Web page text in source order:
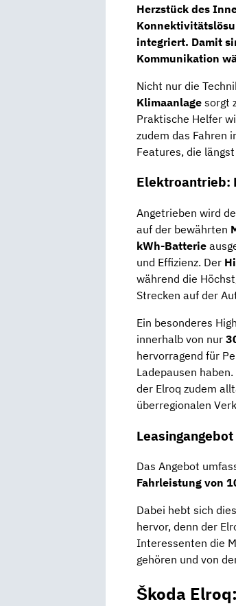
Herzstück des
integriert. Damit
Kommunikation
Nicht nur die
Klimaanlage sorgt
Praktische Helfer
zudem das Fahren
Features, die
Elektroantrieb:
Angetrieben wird
auf der bewährten
kWh-Batterie
und Effizienz. Der
während die
Strecken auf der
Ein besonderes
innerhalb von nur
hervorragend für
Ladepausen
der Elroq zudem
überregionalen
Das Angebot
Fahrleistung von
Dabei hebt sich
hervor, denn der
Interessenten die
gehören und von
Škoda